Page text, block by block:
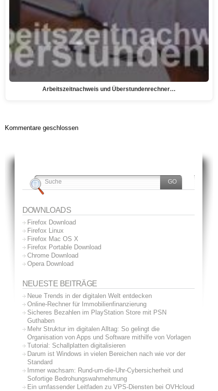
Arbeitszeitnachweis und Überstundenrechner…
Kommentare geschlossen
DOWNLOADS
Firefox Download
Firefox Linux
Firefox Mac OS X
Firefox Portable Download
Chrome Download
Opera Download
NEUESTE BEITRÄGE
Neue Trends in der digitalen Welt entdecken
Online-Rechner für Immobilienfinanzierung
Sicheres Bezahlen im PlayStation Store mit PSN
Guthaben
Mehr Struktur im digitalen Alltag: So gelingt die
Organisation von Apps und Software mithilfe von Vorlagen
Tutorial: Schallplatten digitalisieren
Darum ist Windows in vielen Bereichen nach wie vor der
Standard
Immer wachsam: Rund-um-die-Uhr-Cybersicherheit und
Sofortige Bedrohungswahrnehmung
Ein umfassender Leitfaden zu VPS-Diensten bei OVHcloud